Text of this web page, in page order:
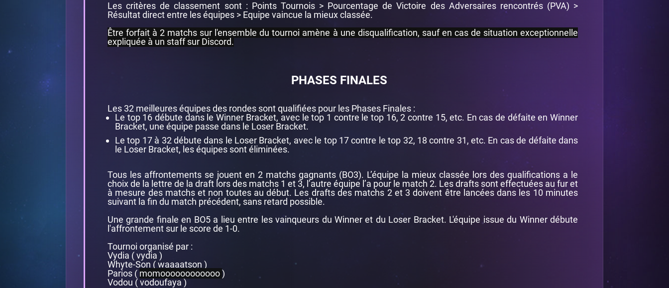
Les critères de classement sont : Points Tournois > Pourcentage de Victoire des Adversaires rencontrés (PVA) >
Résultat direct entre les équipes > Equipe vaincue la mieux classée.
Être forfait à 2 matchs sur l'ensemble du tournoi amène à une disqualification, sauf en cas de situation exceptionnelle
expliquée à un staff sur Discord.
PHASES FINALES
Les 32 meilleures équipes des rondes sont qualifiées pour les Phases Finales :
Le top 16 débute dans le Winner Bracket, avec le top 1 contre le top 16, 2 contre 15, etc. En cas de défaite en Winner
Bracket, une équipe passe dans le Loser Bracket.
Le top 17 à 32 débute dans le Loser Bracket, avec le top 17 contre le top 32, 18 contre 31, etc. En cas de défaite dans
le Loser Bracket, les équipes sont éliminées.
Tous les affrontements se jouent en 2 matchs gagnants (BO3). L’équipe la mieux classée lors des qualifications a le
choix de la lettre de la draft lors des matchs 1 et 3, l’autre équipe l’a pour le match 2. Les drafts sont effectuées au fur et
à mesure des matchs et non toutes au début. Les drafts des matchs 2 et 3 doivent être lancées dans les 10 minutes
suivant la fin du match précédent, sans retard possible.
Une grande finale en BO5 a lieu entre les vainqueurs du Winner et du Loser Bracket. L'équipe issue du Winner débute
l'affrontement sur le score de 1-0.
Tournoi organisé par :
Vydia ( vydia )
Whyte-Son ( waaaatson )
Parios ( momoooooooooooo)
Vodou ( vodoufaya )